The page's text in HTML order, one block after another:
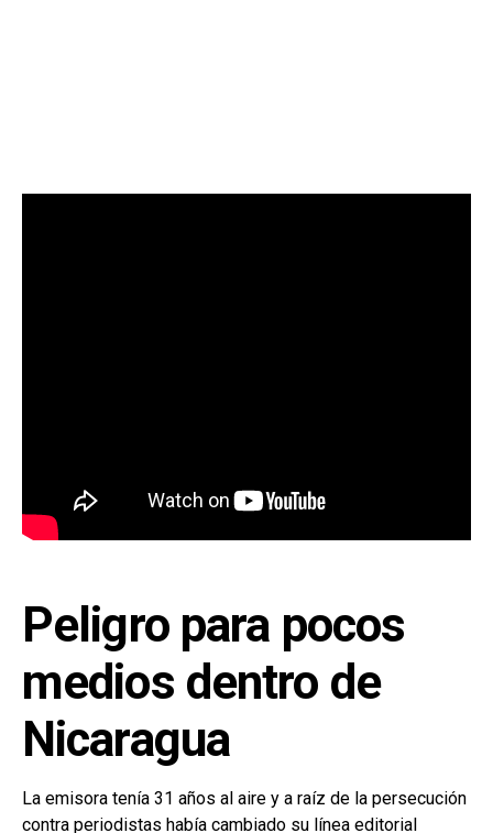
Peligro para pocos
medios dentro de
Nicaragua
La emisora tenía 31 años al aire y a raíz de la persecución
contra periodistas había cambiado su línea editorial